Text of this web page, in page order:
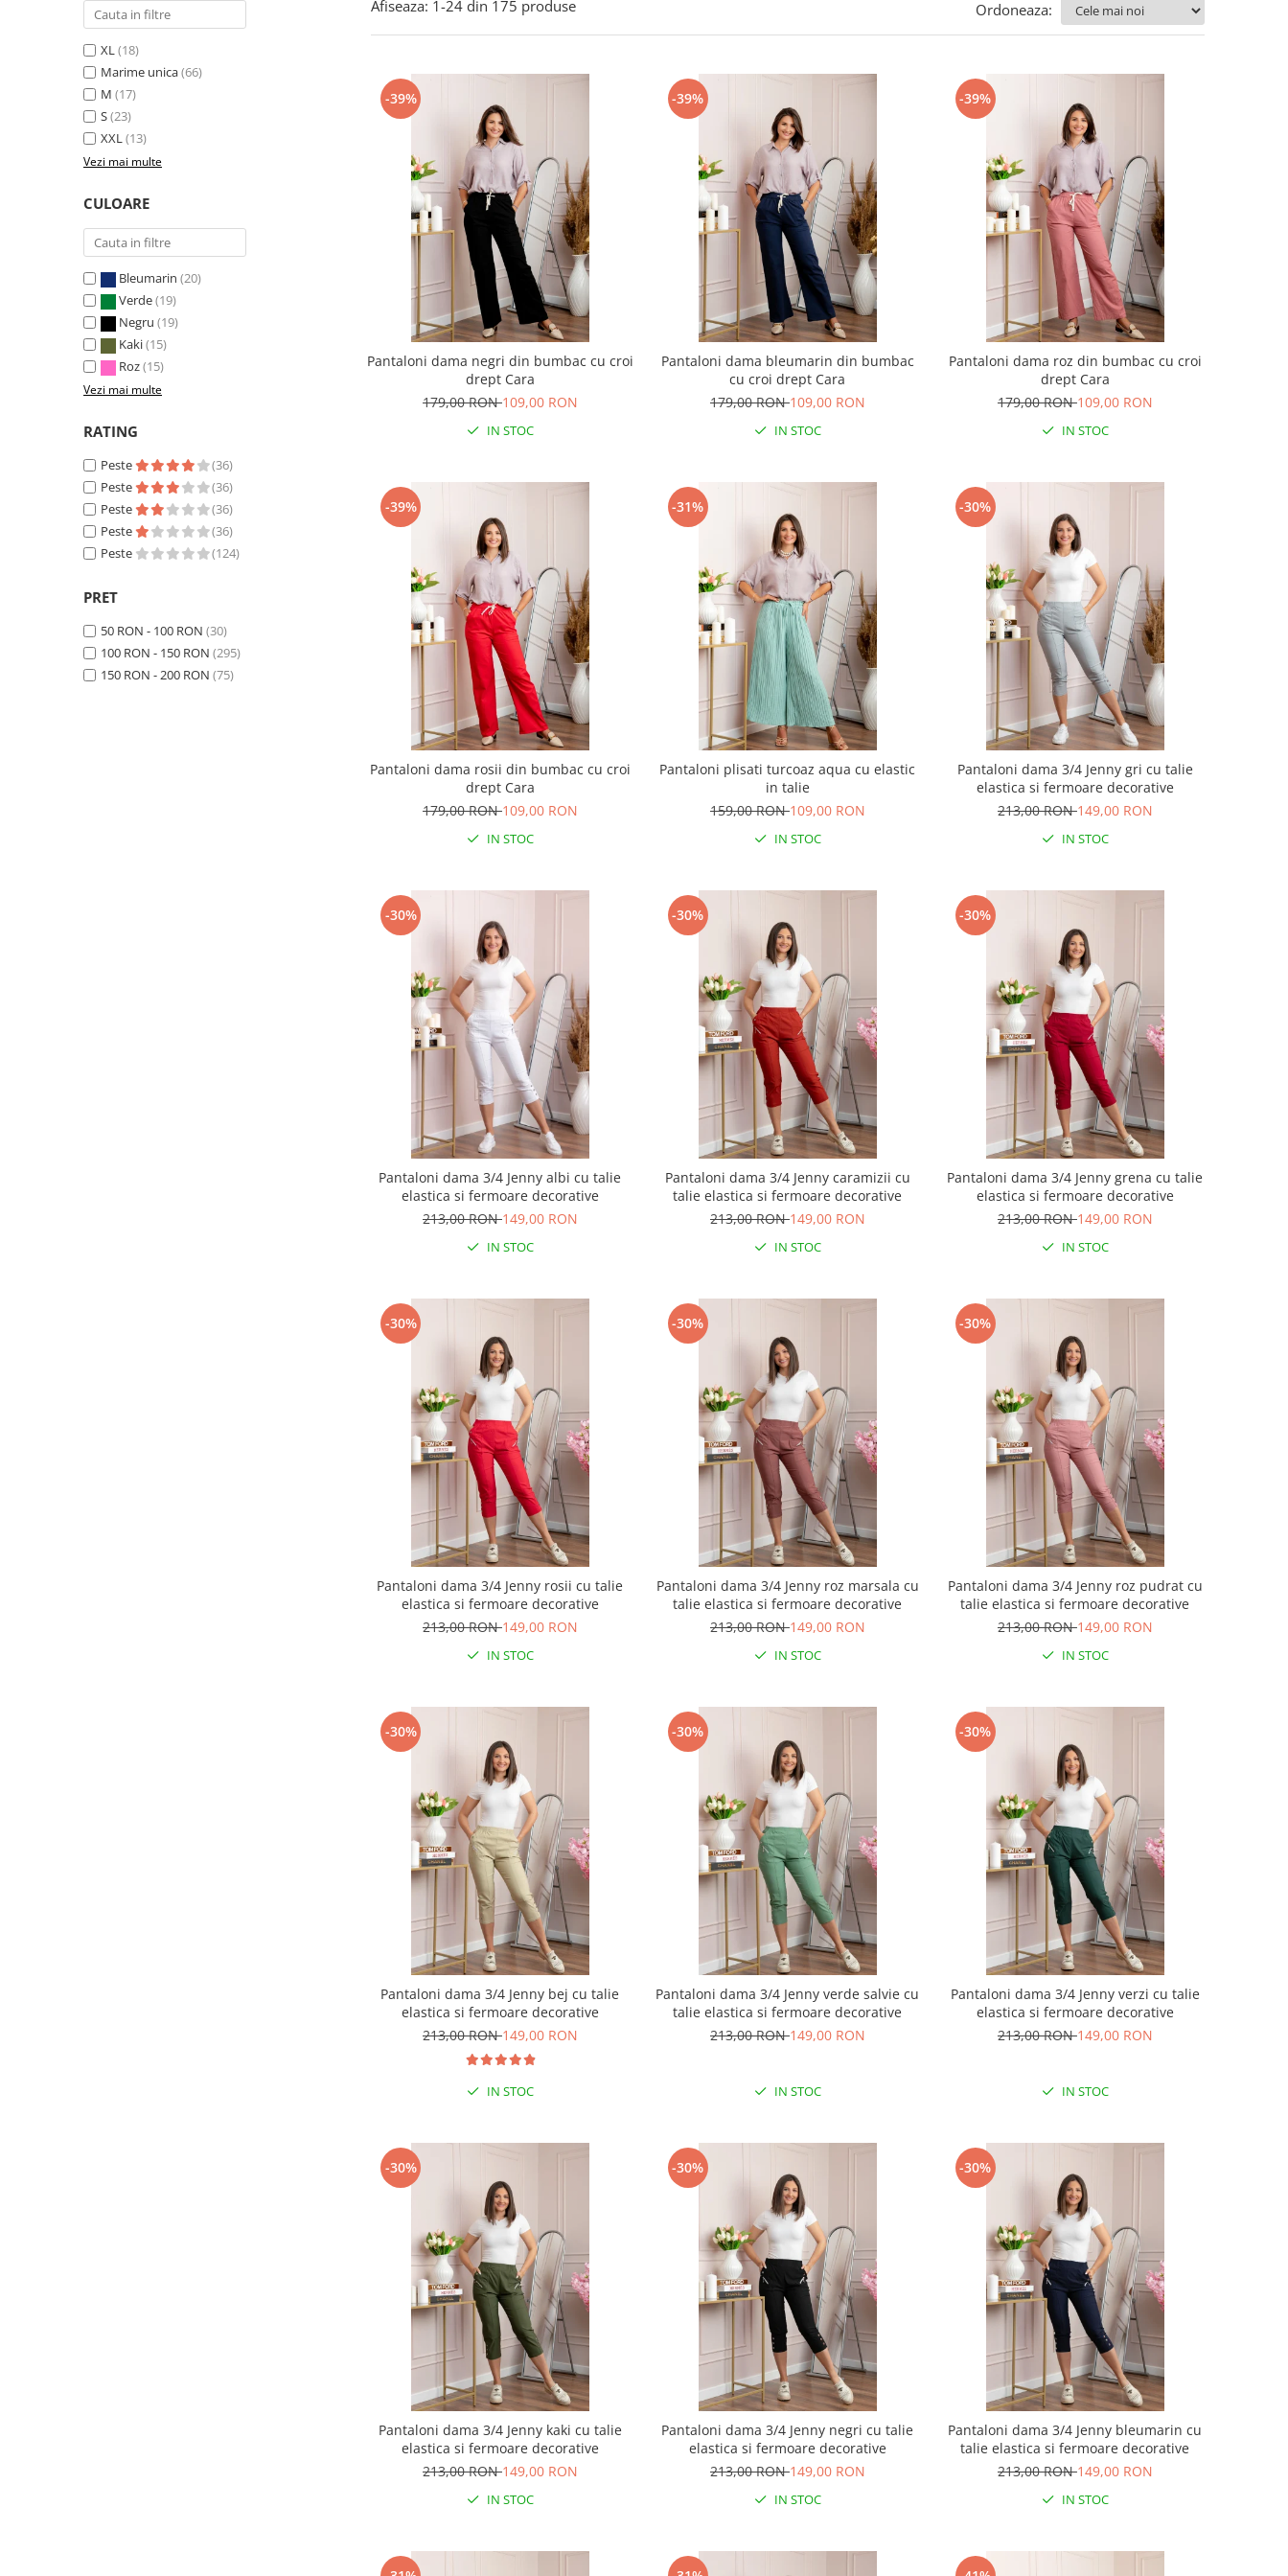
XL(18)
Marime unica(66)
M (17)
S(23)
XXL(13)
Vezi mai multe
CULOARE
Bleumarin (20)
Verde(19)
Negru (19)
Kaki(15)
Roz(15)
Vezi mai multe
RATING
Peste
(36)
Peste
(36)
Peste
(36)
Peste
(36)
Peste
(124)
PRET
50 RON - 100 RON (30)
100 RON - 150 RON (295)
150 RON - 200 RON (75)
Afiseaza: 1-24 din 175 produse Ordoneaza:
-39%
Pantaloni dama negri din bumbac cu croi
drept Cara
179,00 RON109,00 RON
IN STOC
-39%
Pantaloni dama bleumarin din bumbac
cu croi drept Cara
179,00 RON109,00 RON
IN STOC
-39%
Pantaloni dama roz din bumbac cu croi
drept Cara
179,00 RON109,00 RON
IN STOC
-39%
Pantaloni dama rosii din bumbac cu croi
drept Cara
179,00 RON109,00 RON
IN STOC
-31%
Pantaloni plisati turcoaz aqua cu elastic
in talie
159,00 RON109,00 RON
IN STOC
-30%
Pantaloni dama 3/4 Jenny gri cu talie
elastica si fermoare decorative
213,00 RON149,00 RON
IN STOC
-30%
Pantaloni dama 3/4 Jenny albi cu talie
elastica si fermoare decorative
213,00 RON149,00 RON
IN STOC
-30%
Pantaloni dama 3/4 Jenny caramizii cu
talie elastica si fermoare decorative
213,00 RON149,00 RON
IN STOC
-30%
Pantaloni dama 3/4 Jenny grena cu talie
elastica si fermoare decorative
213,00 RON149,00 RON
IN STOC
-30%
Pantaloni dama 3/4 Jenny rosii cu talie
elastica si fermoare decorative
213,00 RON149,00 RON
IN STOC
-30%
Pantaloni dama 3/4 Jenny roz marsala cu
talie elastica si fermoare decorative
213,00 RON149,00 RON
IN STOC
-30%
Pantaloni dama 3/4 Jenny roz pudrat cu
talie elastica si fermoare decorative
213,00 RON149,00 RON
IN STOC
-30%
Pantaloni dama 3/4 Jenny bej cu talie
elastica si fermoare decorative
213,00 RON149,00 RON
IN STOC
-30%
Pantaloni dama 3/4 Jenny verde salvie cu
talie elastica si fermoare decorative
213,00 RON149,00 RON
IN STOC
-30%
Pantaloni dama 3/4 Jenny verzi cu talie
elastica si fermoare decorative
213,00 RON149,00 RON
IN STOC
-30%
Pantaloni dama 3/4 Jenny kaki cu talie
elastica si fermoare decorative
213,00 RON149,00 RON
IN STOC
-30%
Pantaloni dama 3/4 Jenny negri cu talie
elastica si fermoare decorative
213,00 RON149,00 RON
IN STOC
-30%
Pantaloni dama 3/4 Jenny bleumarin cu
talie elastica si fermoare decorative
213,00 RON149,00 RON
IN STOC